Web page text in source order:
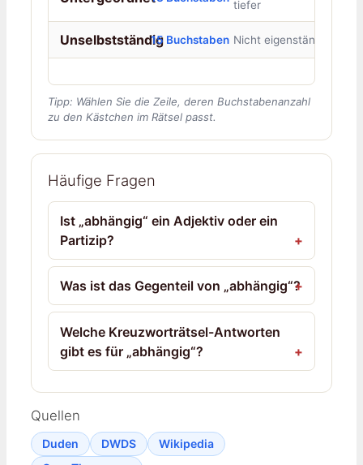
tiefer
Unselbstständig15 Buchstaben Nicht eigenständig
Tipp: Wählen Sie die Zeile, deren Buchstabenanzahl
zu den Kästchen im Rätsel passt.
Häufige Fragen
Ist „abhängig“ ein Adjektiv oder ein
Partizip?
Was ist das Gegenteil von „abhängig“?
Welche Kreuzworträtsel-Antworten
gibt es für „abhängig“?
Quellen
Duden DWDS
Wikipedia